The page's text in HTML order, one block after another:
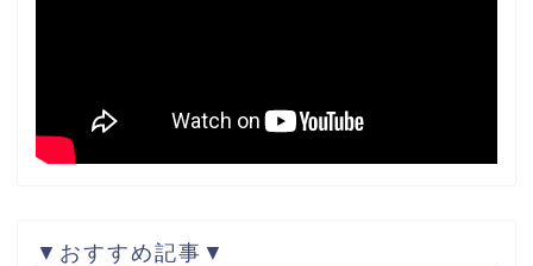
▼おすすめ記事▼